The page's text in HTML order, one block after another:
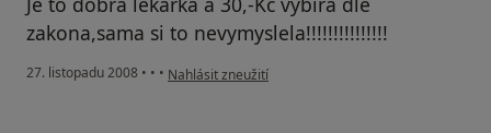
zakona,sama si to nevymyslela!!!!!!!!!!!!!!!
27. listopadu 2008 • • • podle názoru uživatele Pacient
Nahlásit zneužití